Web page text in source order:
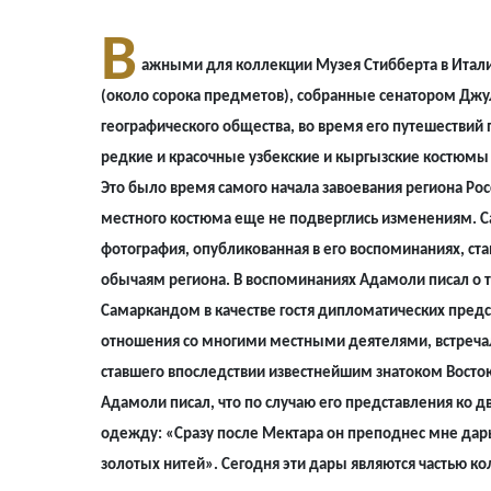
В ажными для коллекции Музея Стибберта в
(около сорока предметов), собранные сенатором
географического общества, во время его
редкие и красочные узбекские и кыргызские
Это было время самого начала завоевания региона
местного костюма еще не подверглись изменениям.
фотография, опубликованная в его воспоминаниях,
обычаям региона. В воспоминаниях Адамоли писал
Самаркандом в качестве гостя дипломатических
отношения со многими местными деятелями,
ставшего впоследствии известнейшим знатоком
Адамоли писал, что по случаю его представления ко
одежду: «Сразу после Мектара он преподнес мне
золотых нитей». Сегодня эти дары являются частью